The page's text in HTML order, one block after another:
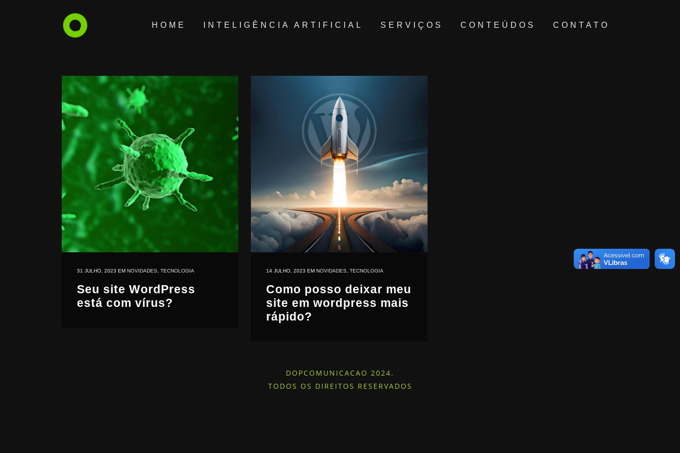
HOME INTELIGÊNCIA ARTIFICIAL SERVIÇOS CONTEÚDOS CONTATO
31 JULHO, 2023 EM NOVIDADES TECNOLOGIA
Seu site WordPress
está com vírus?
14 JULHO, 2023 EM NOVIDADES, TECNOLOGIA
Como posso deixar meu
site em wordpress mais
rápido?
DOPCOMUNICACAO 2024.
TODOS OS DIREITOS RESERVADOS